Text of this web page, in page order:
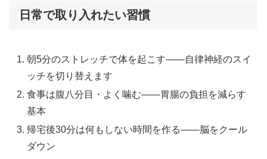
日常で取り入れたい習慣
朝5分のストレッチで体を起こす——自律神経のスイ
ッチを切り替えます
食事は腹八分目・よく噛む——胃腸の負担を減らす
基本
帰宅後30分は何もしない時間を作る——脳をクール
ダウン